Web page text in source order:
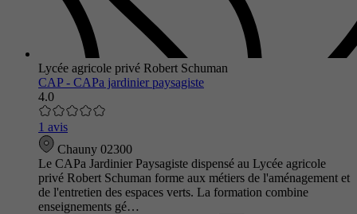
Lycée agricole privé Robert Schuman
CAP - CAPa jardinier paysagiste
4.0
1 avis
Chauny 02300
Le CAPa Jardinier Paysagiste dispensé au Lycée agricole
privé Robert Schuman forme aux métiers de l'aménagement et
de l'entretien des espaces verts. La formation combine
enseignements gé…